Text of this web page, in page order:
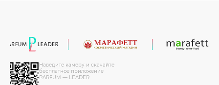
Наведите камеру и скачайте
бесплатное приложение
PARFUM — LEADER